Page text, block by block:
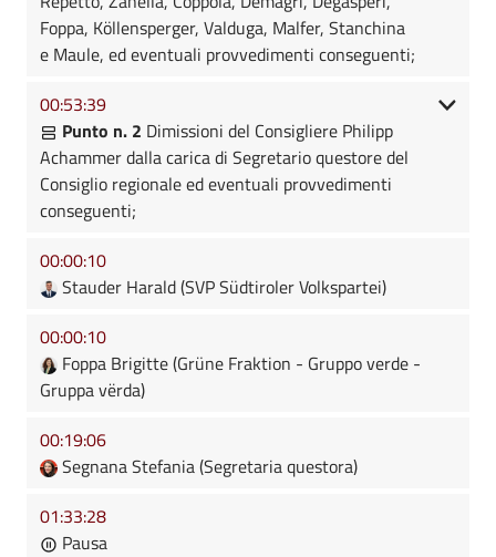
Foppa, Köllensperger, Valduga, Malfer, Stanchina
e Maule, ed eventuali provvedimenti conseguenti;
00:53:39
Punto n. 2 Dimissioni del Consigliere Philipp
Achammer dalla carica di Segretario questore del
Consiglio regionale ed eventuali provvedimenti
conseguenti;
00:00:10
Stauder Harald (SVP Südtiroler Volkspartei)
00:00:10
Foppa Brigitte (Grüne Fraktion - Gruppo verde -
Gruppa vërda)
00:19:06
Segnana Stefania (Segretaria questora)
01:33:28
Pausa